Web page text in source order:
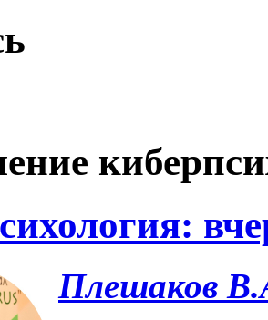
Плешаков